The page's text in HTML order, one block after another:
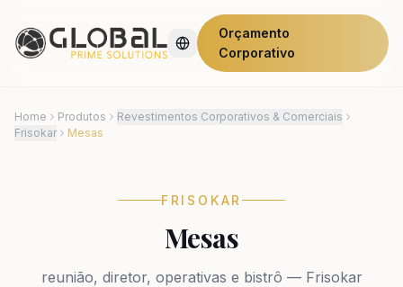
Orçamento
Corporativo
Home Produtos
Revestimentos Corporativos & Comerciais
Frisokar
Mesas
FRISOKAR
Mesas
reunião, diretor, operativas e bistrô — Frisokar